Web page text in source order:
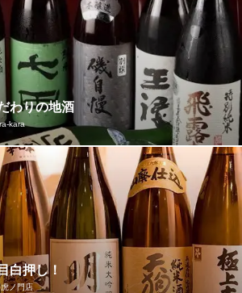
酒を取り揃え。飛露喜（福島）、黒龍（福
愛知）、獺祭（山口）など、料理に合うも
ごとで味わえる限定酒や芋・麦焼酎などの
。お酒の入荷状況などお気軽にスタッフに
放題でも地酒飲めます！
）
会席
駅2番出口 徒歩1分
桜ビルB1
わりの地酒
気に押されて後塵を拝していた日本酒が今
くりと実力をつけ、以前よりさらなるレ
ます。 また、第2第3世代の杜氏たちが牽
チェックです！ 夏は生酒、秋はひやおろ
とお料理に合わせて季節を感じてくださ
白押し！
ノ門店